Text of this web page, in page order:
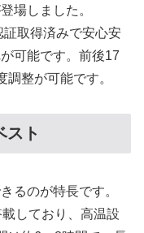
場しました。
取得済みで安心安
可能です。前後17
整が可能です。
スト
るのが特長です。
しており、高温設